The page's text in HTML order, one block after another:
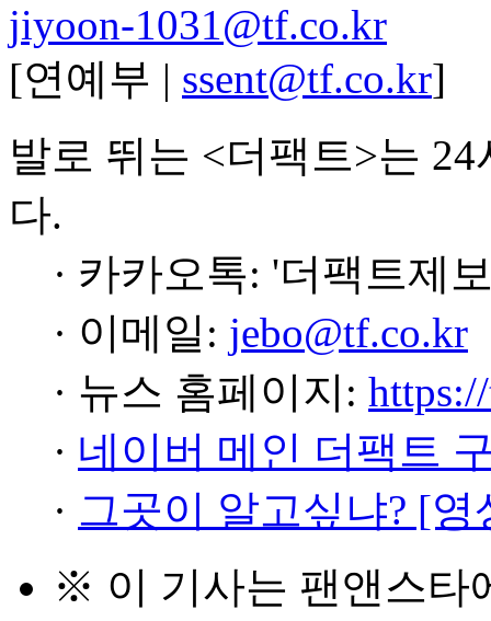
jiyoon-1031@tf.co.kr
[연예부 | ssent@tf.co.kr]
발로 뛰는 <더팩트>는
다.
· 카카오톡: '더팩트제
· 이메일: jebo@tf.co.kr
· 뉴스 홈페이지:
· 네이버 메인 더팩트
· 그곳이 알고싶냐? [
※ 이 기사는 팬앤스타